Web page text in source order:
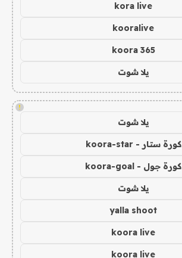
kora live
kooralive
koora 365
يلا شوت
!
يلا شوت
كورة ستار - koora-star
كورة جول - koora-goal
يلا شوت
yalla shoot
koora live
koora live